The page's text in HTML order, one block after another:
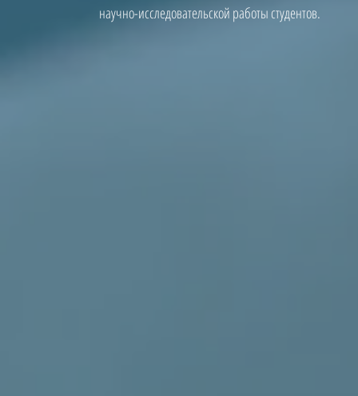
научно-исследовательской работы студентов.